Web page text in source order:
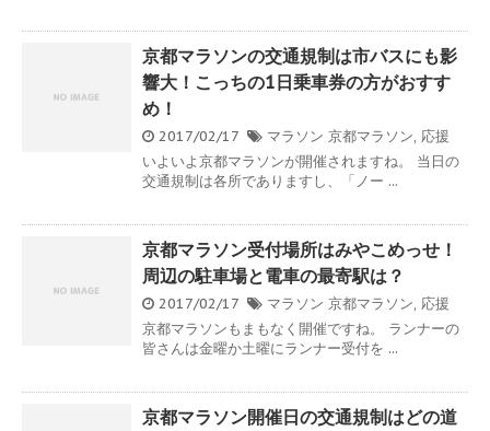
京都マラソンの交通規制は市バスにも影
響大！こっちの1日乗車券の方がおすす
め！
2017/02/17 マラソン 京都マラソン, 応援
いよいよ京都マラソンが開催されますね。 当日の
交通規制は各所でありますし、「ノー ...
京都マラソン受付場所はみやこめっせ！
周辺の駐車場と電車の最寄駅は？
2017/02/17 マラソン 京都マラソン, 応援
京都マラソンもまもなく開催ですね。 ランナーの
皆さんは金曜か土曜にランナー受付を ...
京都マラソン開催日の交通規制はどの道